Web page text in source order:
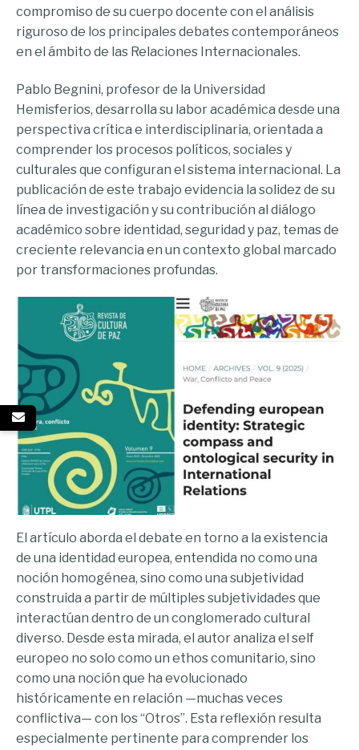
compromiso de su cuerpo docente con el análisis
riguroso de los principales debates contemporáneos
en el ámbito de las Relaciones Internacionales.
Pablo Begnini, profesor de la Universidad
Hemisferios, desarrolla su labor académica desde una
perspectiva crítica e interdisciplinaria, orientada a
comprender los procesos políticos, sociales y
culturales que configuran el sistema internacional. La
publicación de este trabajo evidencia la solidez de su
línea de investigación y su contribución al diálogo
académico sobre identidad, seguridad y paz, temas de
creciente relevancia en un contexto global marcado
por transformaciones profundas.
El artículo aborda el debate en torno a la existencia
de una identidad europea, entendida no como una
noción homogénea, sino como una subjetividad
construida a partir de múltiples subjetividades que
interactúan dentro de un conglomerado cultural
diverso. Desde esta mirada, el autor analiza el self
europeo no solo como un ethos comunitario, sino
como una noción que ha evolucionado
históricamente en relación —muchas veces
conflictiva— con los “Otros”. Esta reflexión resulta
especialmente pertinente para comprender los